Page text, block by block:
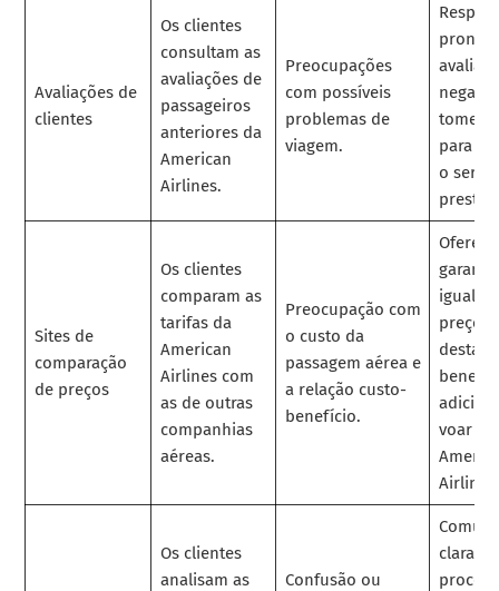
Avaliações de
clientes
Os clientes
consultam as
avaliações de
passageiros
anteriores da
American
Airlines.
Preocupações
com possíveis
problemas de
viagem.
tome
para
o
Sites de
comparação
de preços
Os clientes
comparam as
tarifas da
American
Airlines com
as de outras
companhias
aéreas.
Preocupação com
o custo da
passagem aérea e
a relação custo-
benefício.
Ofereça
preços
voar
Airlines.
Os clientes
analisam as
Confusão ou